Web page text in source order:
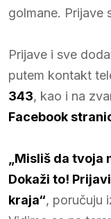
golmane. Prijave
Prijave i sve
putem kontakt
343, kao i na
Facebook
„Misliš da
Dokaži to!
kraja“, poručuju